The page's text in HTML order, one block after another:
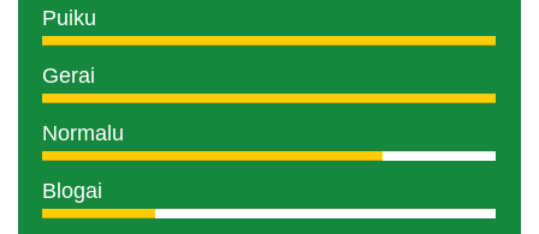
Puiku
Gerai
Normalu
Blogai